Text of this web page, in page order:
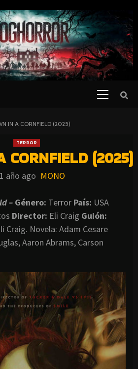
IN A CORNFIELD (2025)
TERROR
CORNFIELD (2025)
año ago MONO
– Género: Terror País: USA
Director: Eli Craig Guión:
Craig. Novela: Adam Cesare
Aaron Abrams, Carson